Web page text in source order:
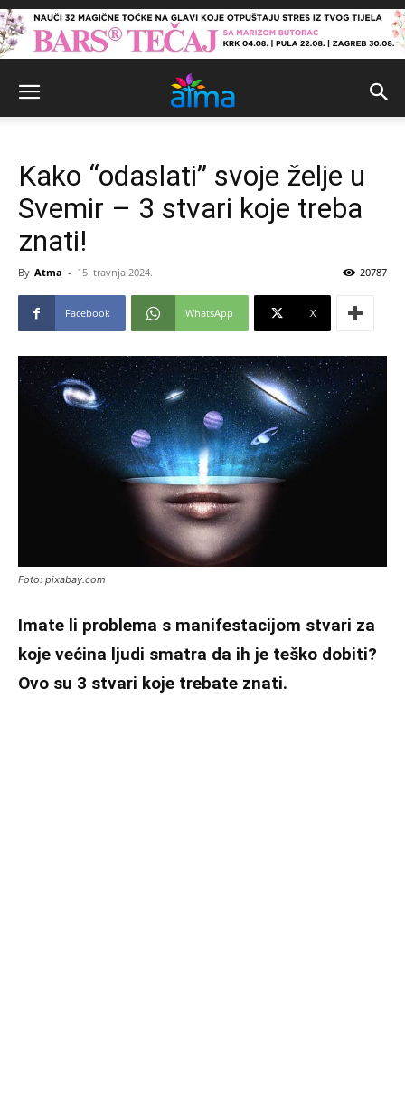
Kako “odaslati” svoje želje u
Svemir – 3 stvari koje treba
znati!
By Atma - 15. travnja 2024. 20787
Facebook WhatsApp X
Foto: pixabay.com
Imate li problema s manifestacijom stvari za
koje većina ljudi smatra da ih je teško dobiti?
Ovo su 3 stvari koje trebate znati.